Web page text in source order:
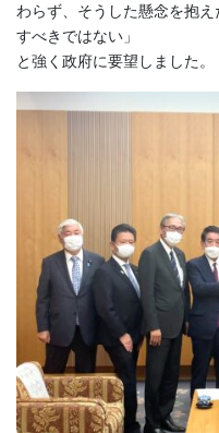
わらず、そうした懸念を抱
すべきではない」
と強く政府に要望しました。